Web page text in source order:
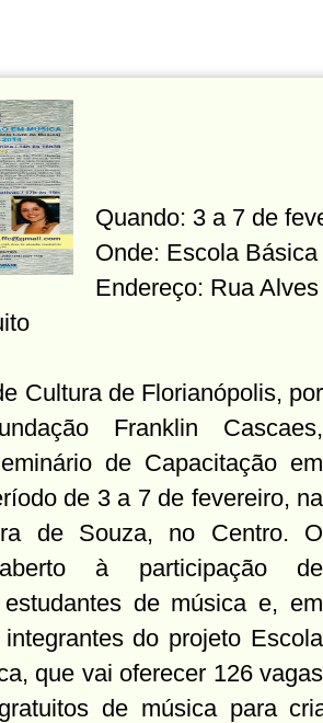
Quando: 3 a 7 de
Onde: Escola
Endereço: Rua
Cultura de Florianópolis, por
Franklin Cascaes,
de Capacitação em
de 3 a 7 de fevereiro, na
de Souza, no Centro. O
à participação de
estudantes de música e, em
do projeto Escola
que vai oferecer 126 vagas
de música para